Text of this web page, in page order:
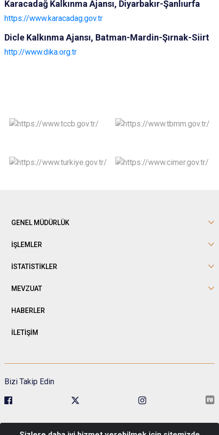
Karacadağ Kalkınma Ajansı, Diyarbakır-Şanlıurfa
https://www.karacadag.gov.tr
Dicle Kalkınma Ajansı, Batman-Mardin-Şırnak-Siirt
http://www.dika.org.tr
GENEL MÜDÜRLÜK
İŞLEMLER
İSTATİSTİKLER
MEVZUAT
HABERLER
İLETİŞİM
Bizi Takip Edin